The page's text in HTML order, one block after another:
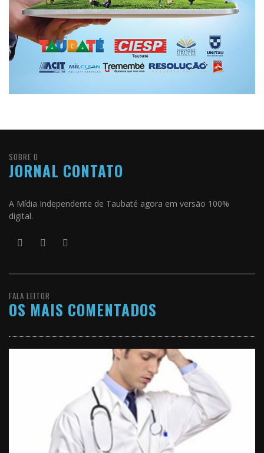
SOBRE O
JORNAL CONTATO
A Mídia Independente de Taubaté agora em versão 100%
digital.
FALA LEITOR
OS MAIS COMENTADOS